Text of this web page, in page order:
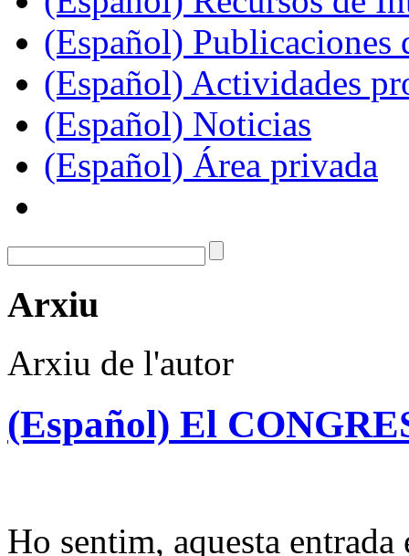
(Español) Publicaciones
(Español) Actividades
(Español) Noticias
(Español) Área privada
Arxiu
Arxiu de l'autor
(Español) El
Ho sentim, aquesta